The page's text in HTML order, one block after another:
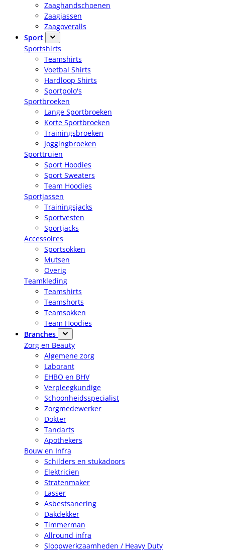
Zaaghandschoenen
Zaagjassen
Zaagoveralls
Sport
Sportshirts
Teamshirts
Voetbal Shirts
Hardloop Shirts
Sportpolo's
Sportbroeken
Lange Sportbroeken
Korte Sportbroeken
Trainingsbroeken
Joggingbroeken
Sporttruien
Sport Hoodies
Sport Sweaters
Team Hoodies
Sportjassen
Trainingsjacks
Sportvesten
Sportjacks
Accessoires
Sportsokken
Mutsen
Overig
Teamkleding
Teamshirts
Teamshorts
Teamsokken
Team Hoodies
Branches
Zorg en Beauty
Algemene zorg
Laborant
EHBO en BHV
Verpleegkundige
Schoonheidsspecialist
Zorgmedewerker
Dokter
Tandarts
Apothekers
Bouw en Infra
Schilders en stukadoors
Elektricien
Stratenmaker
Lasser
Asbestsanering
Dakdekker
Timmerman
Allround infra
Sloopwerkzaamheden / Heavy Duty